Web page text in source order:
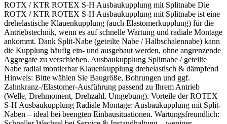
ROTX / KTR ROTEX S-H Ausbaukupplung mit Splitnabe Die
ROTX / KTR ROTEX S-H Ausbaukupplung mit Splitnabe ist eine
drehelastische Klauenkupplung (auch Elastomerkupplung) für die
Antriebstechnik, wenn es auf schnelle Wartung und radiale Montage
ankommt. Dank Split-Nabe (geteilte Nabe / Halbschalennabe) kann
die Kupplung häufig ein- und ausgebaut werden, ohne angrenzende
Aggregate zu verschieben. Ausbaukupplung Splitnabe / geteilte
Nabe radial montierbar Klauenkupplung drehelastisch & dämpfend
Hinweis: Bitte wählen Sie Baugröße, Bohrungen und ggf.
Zahnkranz-/Elastomer-Ausführung passend zu Ihrem Antrieb
(Welle, Drehmoment, Drehzahl, Umgebung). Vorteile der ROTEX
S-H Ausbaukupplung Radiale Montage: Ausbaukupplung mit Split-
Naben – ideal bei beengten Einbausituationen. Wartungsfreundlich: